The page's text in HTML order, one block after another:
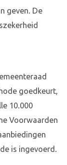
geven. De
goedkeurt,
10.000
Voorwaarden
is ingevoerd.